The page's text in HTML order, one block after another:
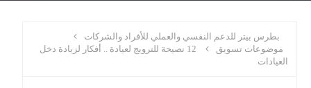
بطرس بيتر للدعم النفسي والعملي للأفراد والشركات
موضوعات تسويق
12 نصيحة للترويج لعيادة .. أفكار لزيادة دخل
العيادات